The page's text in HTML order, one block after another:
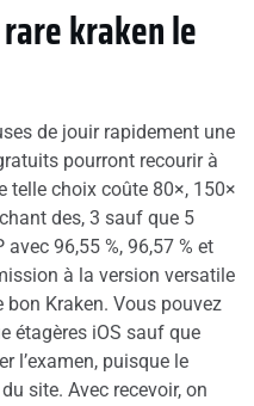
kraken le
de jouir rapidement une
pourront recourir à
telle choix coûte 80×, 150×
des, 3 sauf que 5
96,55 %, 96,57 % et
à la version versatile
bon Kraken. Vous pouvez
étagères iOS sauf que
l’examen, puisque le
site. Avec recevoir, on